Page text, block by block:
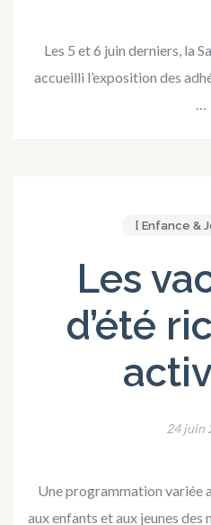
Les 5 et 6 juin derniers, la
accueilli l’exposition des
…
[ Enfance &
Les
d’été
24 juin
Une programmation variée
aux enfants et aux jeunes